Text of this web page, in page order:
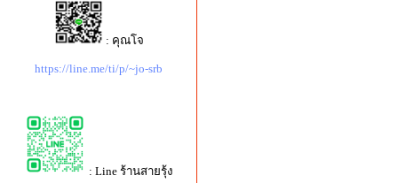
: คุณโจ
https://line.me/ti/p/~jo-srb
: Line ร้านสายรุ้ง